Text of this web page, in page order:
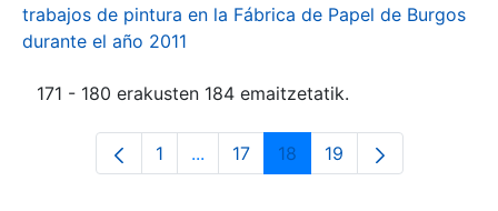
trabajos de pintura en la Fábrica de Papel de Burgos
durante el año 2011
171 - 180 erakusten 184 emaitzetatik.
Orrialdea
1 ...Intermediate Pages Use TAB to
Orrialdea
17 Orrialdea
18 Orrialdea
19